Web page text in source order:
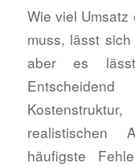
Wie viel Umsatz
muss, lässt
aber es
realistischen
häufigste